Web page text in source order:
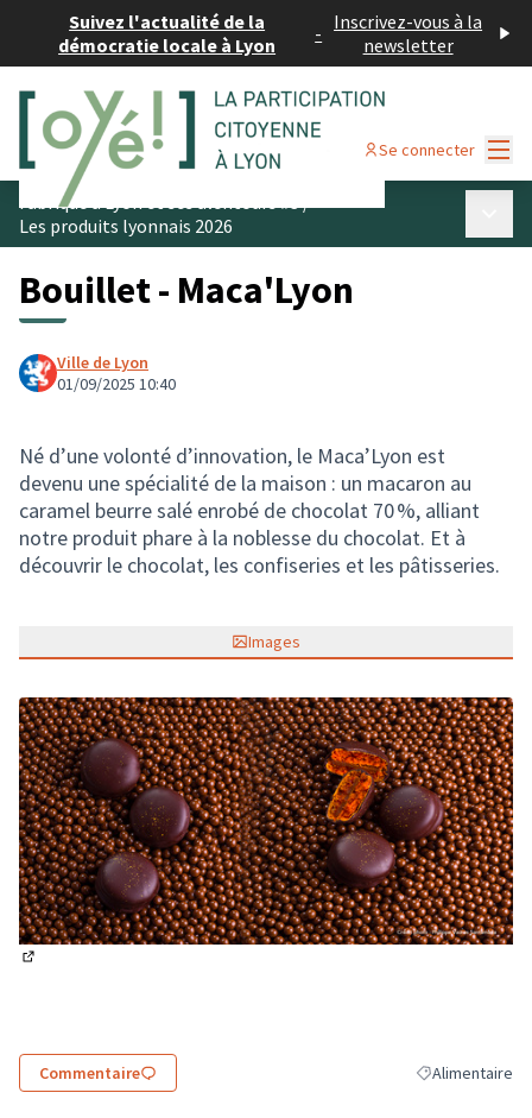
Suivez l'actualité de la
démocratie locale à Lyon
- Inscrivez-vous à la
newsletter
Se connecter
Fabriqué à Lyon et ses alentours #3/
Les produits lyonnais 2026
Bouillet - Maca'Lyon
Ville de Lyon
01/09/2025 10:40
Né d’une volonté d’innovation, le Maca’Lyon est
devenu une spécialité de la maison : un macaron au
caramel beurre salé enrobé de chocolat 70 %, alliant
notre produit phare à la noblesse du chocolat. Et à
découvrir le chocolat, les confiseries et les pâtisseries.
Images
Commentaire Filtrer les
Alimentaire